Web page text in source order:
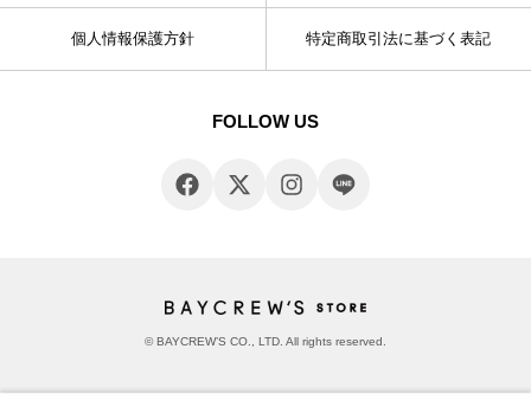
個人情報保護方針 特定商取引法に基づく表記
FOLLOW US
© BAYCREW’S CO., LTD. All rights reserved.